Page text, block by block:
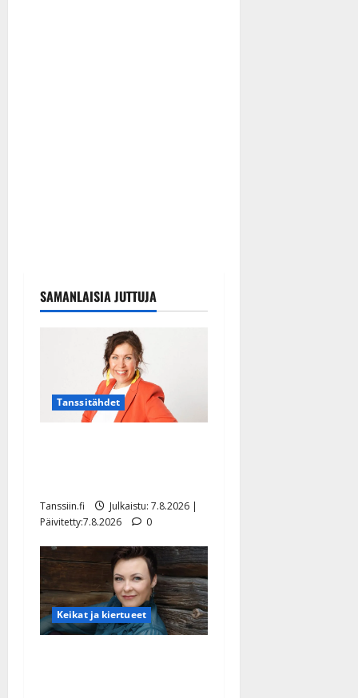
SAMANLAISIA JUTTUJA
Tanssitähdet
Tanssiin.fi
Julkaistu: 7.8.2026 |
Päivitetty:7.8.2026
0
Keikat ja kiertueet